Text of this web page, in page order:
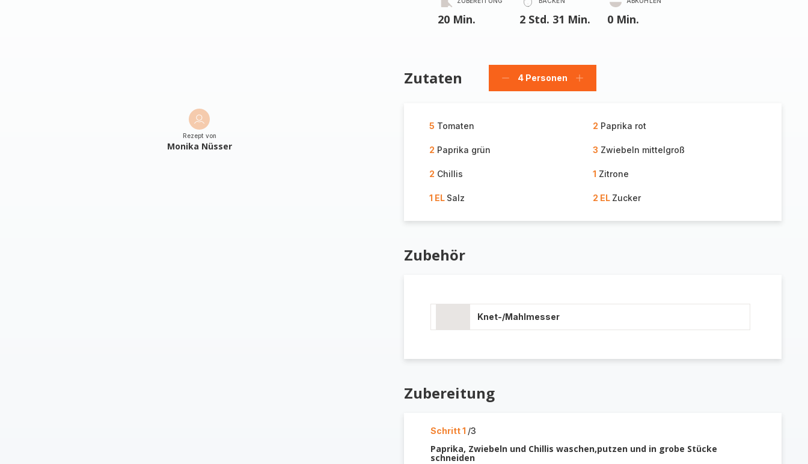
Rezept von
Monika Nüsser
20 Min. 2 Std. 31 Min. 0 Min.
Zutaten
Personen
4 Personen
Personen
5 Tomaten 2 Paprika rot
2 Paprika grün 3 Zwiebeln mittelgroß
2 Chillis 1 Zitrone
1 EL Salz 2 EL Zucker
Zubehör
Knet-/Mahlmesser
Zubereitung
Schritt 1 /3
Paprika, Zwiebeln und Chillis waschen,putzen und in grobe Stücke
schneiden